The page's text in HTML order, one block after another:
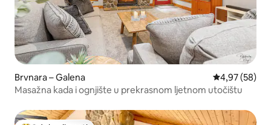
Brvnara – Galena Prosječna
4,97 (58)
Masažna kada i ognjište u prekrasnom ljetnom utočištu